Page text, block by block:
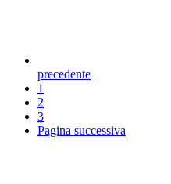
precedente
1
2
3
Pagina successiva